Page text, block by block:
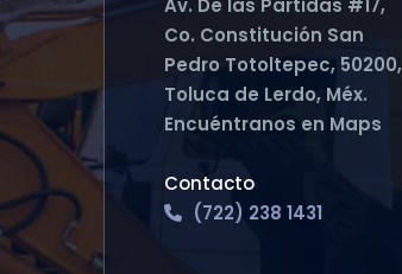
Av. De las Partidas #17,
Co. Constitución San
Pedro Totoltepec, 50200,
Toluca de Lerdo, Méx.
Encuéntranos en Maps
Contacto
(722) 238 1431